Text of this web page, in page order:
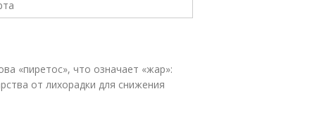
«пиретос», что означает «жар»:
от лихорадки для снижения